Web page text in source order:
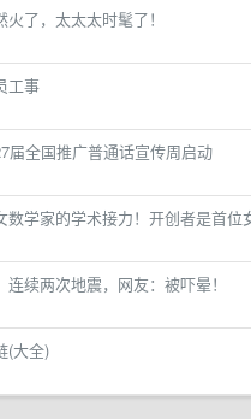
火了，太太太时髦了！
工事
届全国推广普通话宣传周启动
数学家的学术接力！开创者是首
连续两次地震，网友：被吓晕！
(大全)